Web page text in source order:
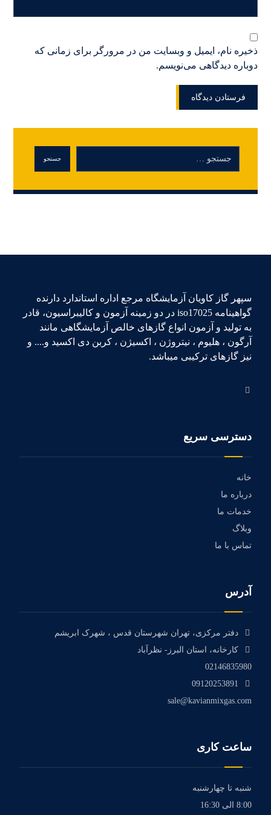
ذخیره نام، ایمیل و وبسایت من در مرورگر برای زمانی که
دوباره دیدگاهی می‌نویسم.
سپهر گاز کاویان آزمایشگاه مرجع اداره استاندارد دارنده
گواهینامه iso17025 در دو زمینه آزمون و کالیبراسیون، قادر
به تولید و آزمون انواع گازهای خالص آزمایشگاهی مانند
آرگون ، هلیوم ، نیتروژن ، اکسیژن ، کربن دی اکسید و.... و
نیز گازهای ترکیبی میباشد.
دسترسی سریع
خانه
درباره ما
خدمات ما
وبلاگ
تماس با ما
آدرس
دفتر مرکزی، تهران شهرستان قدس ، شهرک ابریشم
کارخانه، استان البرز- نظرآباد
02146835980
09120253891
sale@kavianmixgas.com
ساعت کاری
شنبه تا چهارشنبه
8:00 الی 16:30